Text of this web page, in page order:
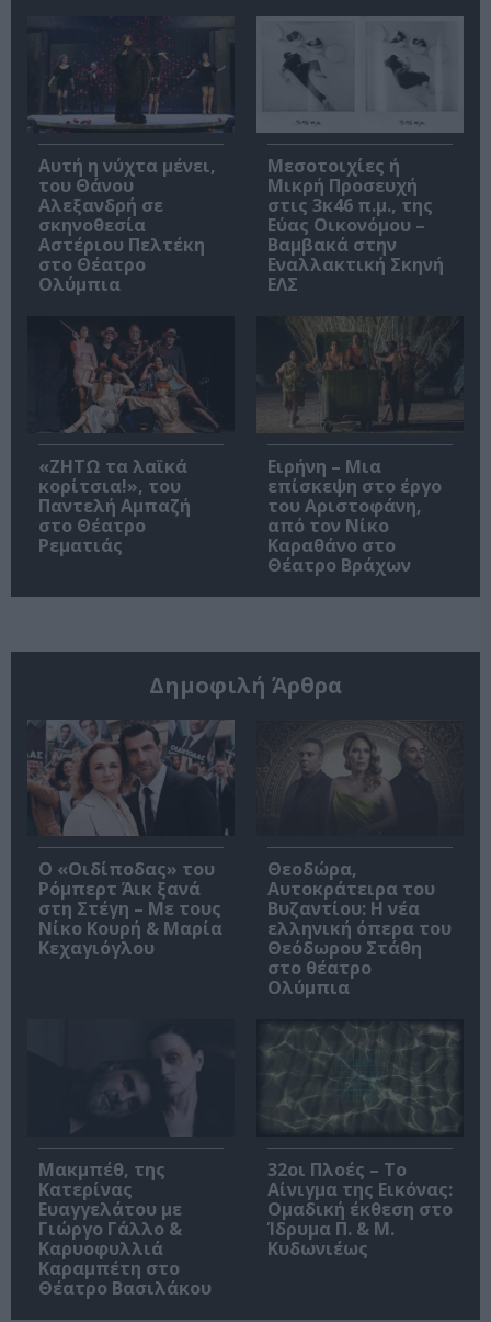
Αυτή η νύχτα μένει,
του Θάνου
Αλεξανδρή σε
σκηνοθεσία
Αστέριου Πελτέκη
στο Θέατρο
Ολύμπια
Μεσοτοιχίες ή
Μικρή Προσευχή
στις 3κ46 π.μ., της
Εύας Οικονόμου –
Βαμβακά στην
Εναλλακτική Σκηνή
ΕΛΣ
«ΖΗΤΩ τα λαϊκά
κορίτσια!», του
Παντελή Αμπαζή
στο Θέατρο
Ρεματιάς
Ειρήνη – Μια
επίσκεψη στο έργο
του Αριστοφάνη,
από τον Νίκο
Καραθάνο στο
Θέατρο Βράχων
Δημοφιλή Άρθρα
O «Οιδίποδας» του
Ρόμπερτ Άικ ξανά
στη Στέγη – Με τους
Νίκο Κουρή & Μαρία
Κεχαγιόγλου
Θεοδώρα,
Αυτοκράτειρα του
Βυζαντίου: Η νέα
ελληνική όπερα του
Θεόδωρου Στάθη
στο θέατρο
Ολύμπια
Μακμπέθ, της
Κατερίνας
Ευαγγελάτου με
Γιώργο Γάλλο &
Καρυοφυλλιά
Καραμπέτη στο
Θέατρο Βασιλάκου
32οι Πλοές – Το
Αίνιγμα της Εικόνας:
Ομαδική έκθεση στο
Ίδρυμα Π. & Μ.
Κυδωνιέως